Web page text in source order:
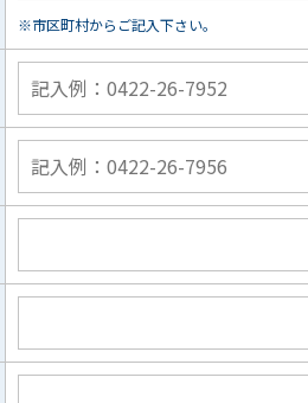
※市区町村からご記入下さい。